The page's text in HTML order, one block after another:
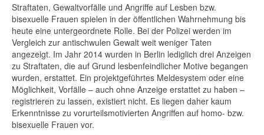
Straftaten, Gewaltvorfälle und Angriffe auf Lesben bzw.
bisexuelle Frauen spielen in der öffentlichen Wahrnehmung bis
heute eine untergeordnete Rolle. Bei der Polizei werden im
Vergleich zur antischwulen Gewalt weit weniger Taten
angezeigt. Im Jahr 2014 wurden in Berlin lediglich drei Anzeigen
zu Straftaten, die auf Grund lesbenfeindlicher Motive begangen
wurden, erstattet. Ein projektgeführtes Meldesystem oder eine
Möglichkeit, Vorfälle – auch ohne Anzeige erstattet zu haben –
registrieren zu lassen, existiert nicht. Es liegen daher kaum
Erkenntnisse zu vorurteilsmotivierten Angriffen auf homo- bzw.
bisexuelle Frauen vor.